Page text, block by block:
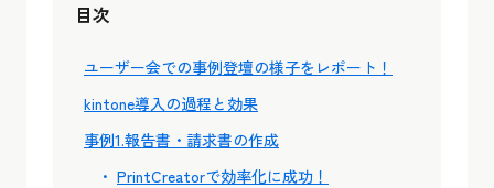
目次
ユーザー会での事例登壇の様子をレポート！
kintone導入の過程と効果
事例1.報告書・請求書の作成
PrintCreatorで効率化に成功！